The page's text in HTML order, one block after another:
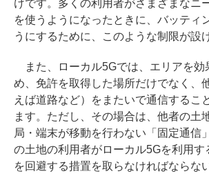
けです。多くの利用者がさまざまなニ
を使うようになったときに、バッティ
うにするために、このような制限が設
また、ローカル5Gでは、エリアを効
め、免許を取得した場所だけでなく、
えば道路など）をまたいで通信するこ
ます。ただし、その場合は、他者の土
局・端末が移動を行わない「固定通信
の土地の利用者がローカル5Gを利用す
を回避する措置を取らなければならな